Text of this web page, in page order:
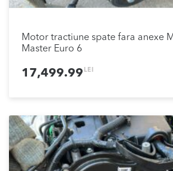
Motor tractiune spate fara anexe
Master Euro 6
17,499.99 LEI